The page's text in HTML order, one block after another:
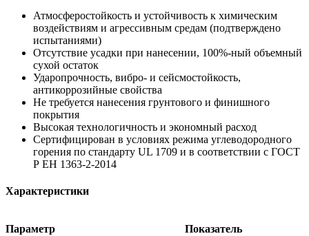
Атмосферостойкость и устойчивость к химическим
воздействиям и агрессивным средам (подтверждено
испытаниями)
Отсутствие усадки при нанесении, 100%-ный объемный
сухой остаток
Ударопрочность, вибро- и сейсмостойкость,
антикоррозийные свойства
Не требуется нанесения грунтового и финишного
покрытия
Высокая технологичность и экономный расход
Сертифицирован в условиях режима углеводородного
горения по стандарту UL 1709 и в соответствии с ГОСТ
Р ЕН 1363-2-2014
Характеристики
Параметр Показатель